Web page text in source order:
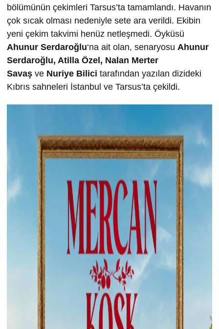
bölümünün çekimleri Tarsus’ta tamamlandı. Havanın
çok sıcak olması nedeniyle sete ara verildi. Ekibin
yeni çekim takvimi henüz netleşmedi. Öyküsü
Ahunur Serdaroğ lu‘na ait olan, senaryosu Ahunur
Serdaroğ lu, Atilla Özel, Nalan Merter
Savaş ve Nuriye Bilici tarafından yazılan dizideki
Kıbrıs sahneleri İstanbul ve Tarsus’ta çekildi.